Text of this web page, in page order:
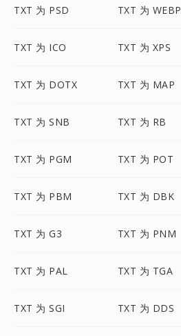
TXT 为 PSD TXT 为 WEBP
TXT 为 ICO TXT 为 XPS
TXT 为 DOTX TXT 为 MAP
TXT 为 SNB TXT 为 RB
TXT 为 PGM TXT 为 POT
TXT 为 PBM TXT 为 DBK
TXT 为 G3 TXT 为 PNM
TXT 为 PAL TXT 为 TGA
TXT 为 SGI TXT 为 DDS